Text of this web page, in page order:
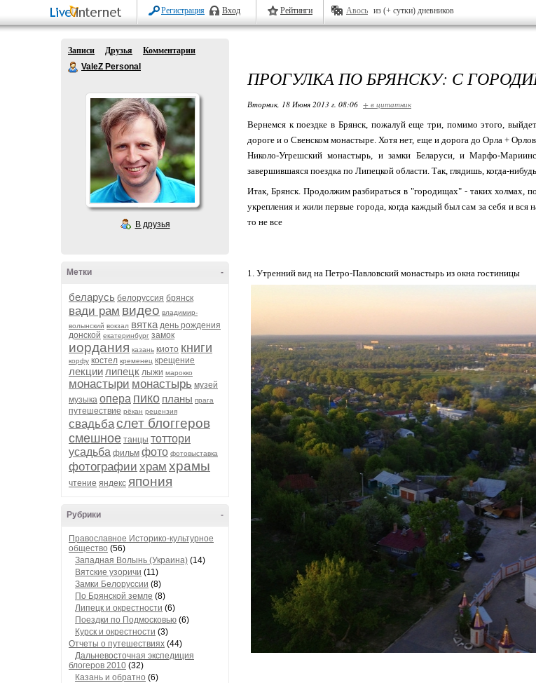
Регистрация Вход Рейтинги Авось из (+ сутки) дневников
Записи Друзья
Комментарии
ValeZ Personal
В друзья
-
Метки
беларусь белоруссия брянск
вади рам видео владимир-
волынский вокзал вятка день рождения
донской екатеринбург замок
иордания казань киото книги
корфу костел кременец крещение
лекции липецк лыжи марокко
монастыри монастырь музей
музыка опера пико планы прага
путешествие рёкан рецензия
свадьбаслет блоггеров
смешное танцы тоттори
усадьба фильм фото фотовыставка
фотографии храм храмы
чтение яндекс япония
-
Рубрики
Православное Историко-культурное
общество (56)
Западная Волынь (Украина) (14)
Вятские узоричи (11)
Замки Белоруссии (8)
По Брянской земле (8)
Липецк и окрестности (6)
Поездки по Подмосковью (6)
Курск и окрестности (3)
Отчеты о путешествиях (44)
Дальневосточная экспедиция
блогеров 2010 (32)
Казань и обратно (6)
ПРОГУЛКА ПО БРЯНСКУ: С
Вторник, 18 Июня 2013 г. 08:06 + в цитатник
Вернемся к поездке в Брянск, пожалуй еще три, помимо этого,
дороге и о Свенском монастыре. Хотя нет, еще и дорога до Орла +
Николо-Угрешский монастырь, и замки Беларуси, и Марфо-
завершившаяся поездка по Липецкой области. Так, глядишь, когда-
Итак, Брянск. Продолжим разбираться в "городищах" - таких холмах,
укрепления и жили первые города, когда каждый был сам за себя и
то не все
1. Утренний вид на Петро-Павловский монастырь из окна гостиницы